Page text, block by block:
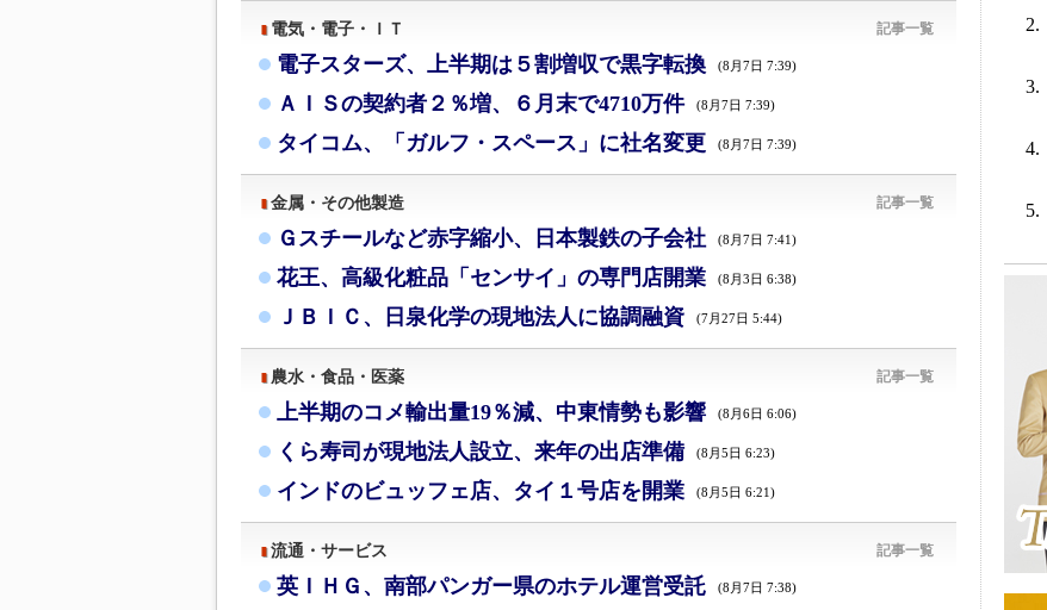
電気・電子・ＩＴ 記事一覧
電子スターズ、上半期は５割増収で黒字転換 (8月7日 7:39)
ＡＩＳの契約者２％増、６月末で4710万件 (8月7日 7:39)
タイコム、「ガルフ・スペース」に社名変更 (8月7日 7:39)
金属・その他製造 記事一覧
Ｇスチールなど赤字縮小、日本製鉄の子会社 (8月7日 7:41)
花王、高級化粧品「センサイ」の専門店開業 (8月3日 6:38)
ＪＢＩＣ、日泉化学の現地法人に協調融資 (7月27日 5:44)
農水・食品・医薬 記事一覧
上半期のコメ輸出量19％減、中東情勢も影響 (8月6日 6:06)
くら寿司が現地法人設立、来年の出店準備 (8月5日 6:23)
インドのビュッフェ店、タイ１号店を開業 (8月5日 6:21)
流通・サービス 記事一覧
英ＩＨＧ、南部パンガー県のホテル運営受託 (8月7日 7:38)